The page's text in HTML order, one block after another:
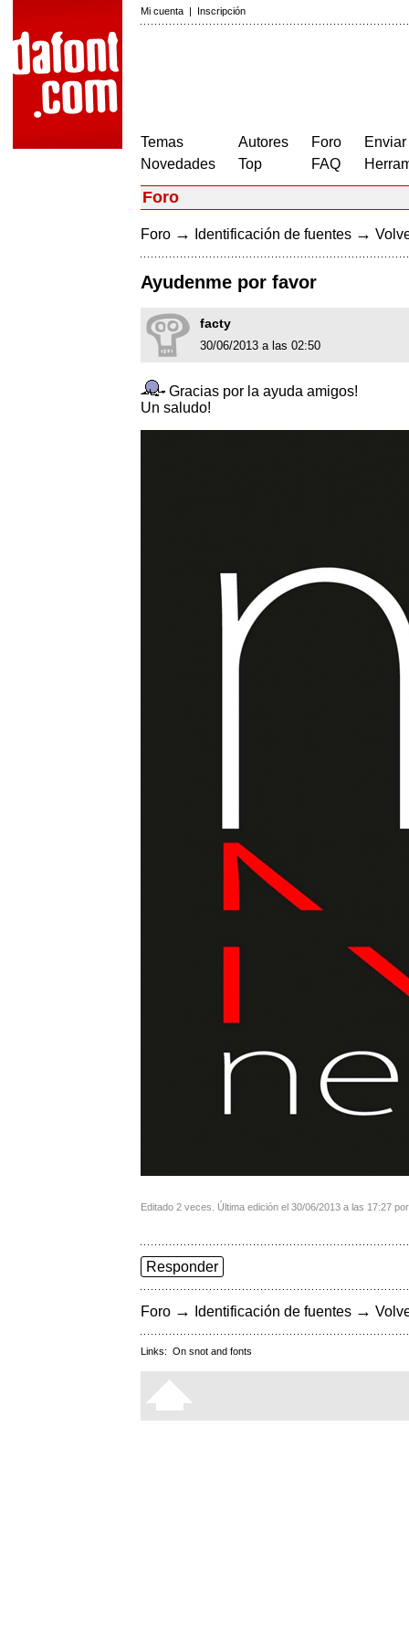
Mi cuenta | Inscripción
Temas
Novedades
Autores
Top
Foro
FAQ
Foro
Foro → Identificación de fuentes →
Ayudenme por favor
facty
30/06/2013 a las 02:50
Gracias por la ayuda amigos!
Un saludo!
Editado 2 veces. Última edición el 30/06/2013 a las 17:27
Responder
Foro → Identificación de fuentes →
Links: On snot and fonts